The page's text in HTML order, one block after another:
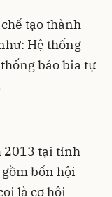
tạo thành
Hệ thống
báo bia tự
2013 tại tỉnh
bốn hội
là cơ hội